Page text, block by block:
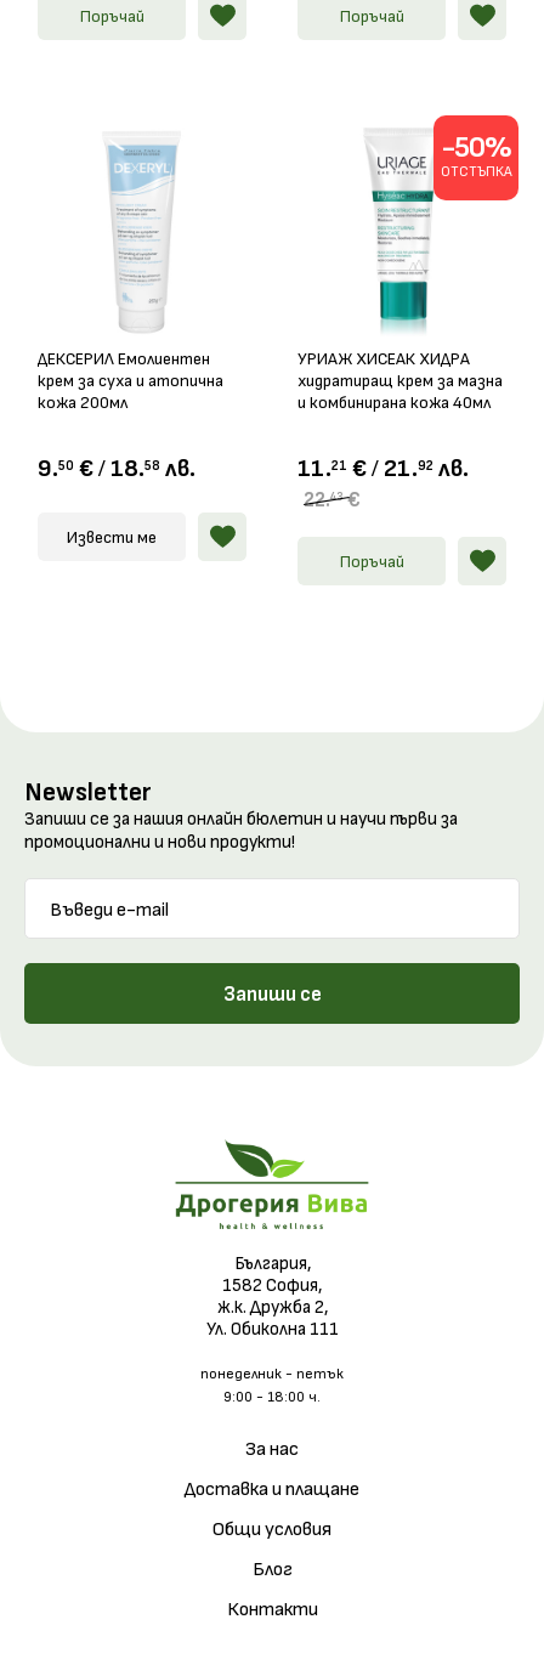
Поръчай Поръчай
ДЕКСЕРИЛ Емолиентен
крем за суха и атопична
кожа 200мл
9.50 €/ 18.58 лв.
Извести ме
-50%
ОТСТЪПКА
УРИАЖ ХИСЕАК ХИДРА
хидратиращ крем за мазна
и комбинирана кожа 40мл
11.21 €/ 21.92 лв.
22.43 €
Поръчай
Newsletter
Запиши се за нашия онлайн бюлетин и научи първи за
промоционални и нови продукти!
Запиши се
България,
1582 София,
ж.к. Дружба 2,
Ул. Обиколна 111
понеделник - петък
9:00 - 18:00 ч.
За нас
Доставка и плащане
Общи условия
Блог
Контакти